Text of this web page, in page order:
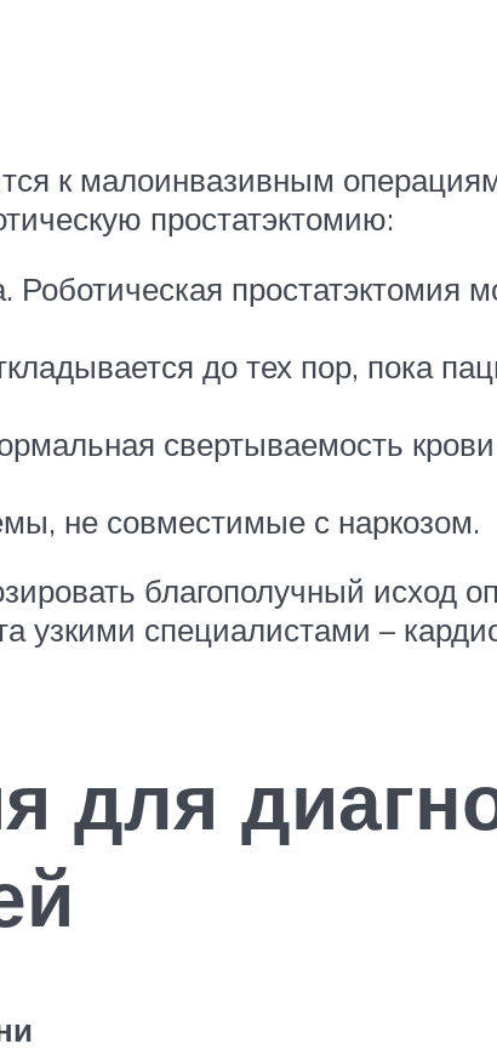
к малоинвазивным
простатэктомию:
Роботическая простатэктомия
до тех пор, пока
свертываемость
не совместимые с наркозом.
благополучный исход
узкими специалистами –
для